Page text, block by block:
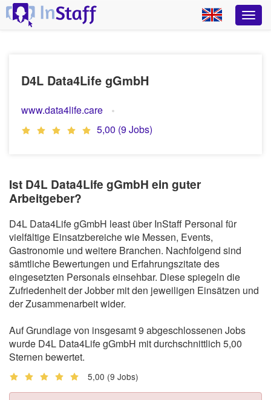
D4L Data4Life gGmbH
www.data4life.care
5,00 (9 Jobs)
Ist D4L Data4Life gGmbH ein guter
Arbeitgeber?
D4L Data4Life gGmbH least über InStaff Personal für
vielfältige Einsatzbereiche wie Messen, Events,
Gastronomie und weitere Branchen. Nachfolgend sind
sämtliche Bewertungen und Erfahrungszitate des
eingesetzten Personals einsehbar. Diese spiegeln die
Zufriedenheit der Jobber mit den jeweiligen Einsätzen und
der Zusammenarbeit wider.
Auf Grundlage von insgesamt 9 abgeschlossenen Jobs
wurde D4L Data4Life gGmbH mit durchschnittlich 5,00
Sternen bewertet.
5,00 (9 Jobs)